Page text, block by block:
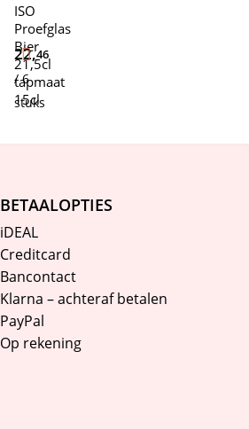
ISO
Proefglas
Bier
21,5cl
tapmaat
15cl
22,46
/ 6
stuks
BETAALOPTIES
iDEAL
Creditcard
Bancontact
Klarna – achteraf betalen
PayPal
Op rekening